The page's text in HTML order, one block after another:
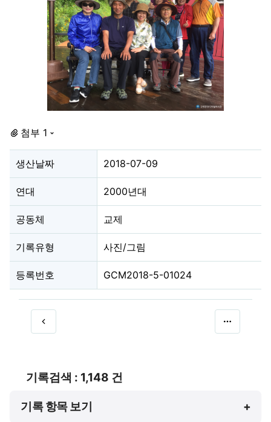
첨부 1
생산날짜 2018-07-09
연대 2000년대
공동체 교제
기록유형 사진/그림
등록번호 GCM2018-5-01024
기록검색 : 1,148 건
기록 항목 보기 +